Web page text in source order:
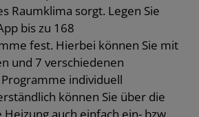
Raumklima sorgt. Legen Sie
bis zu 168
fest. Hierbei können Sie mit
und 7 verschiedenen
individuell
können Sie über die